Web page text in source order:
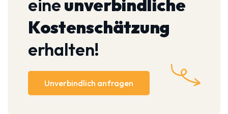
eineunverbindliche
Kostenschätzung
erhalten!
Unverbindlich anfragen